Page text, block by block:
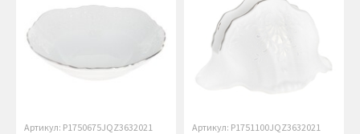
Артикул: P1750675JQZ3632021
Артикул: P1751100JQZ3632021